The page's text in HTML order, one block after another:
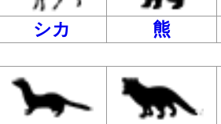
シカ 熊